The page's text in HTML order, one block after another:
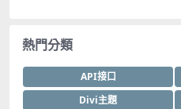
熱門分類
API接口
Divi主題